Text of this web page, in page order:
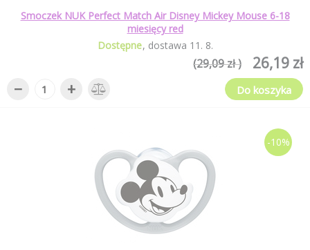
Smoczek NUK Perfect Match Air Disney Mickey Mouse 6-18
miesięcy red
Dostępne dostawa 11 . 8.
26,19 zł
(29,09 zł )
− + Do koszyka
-10%